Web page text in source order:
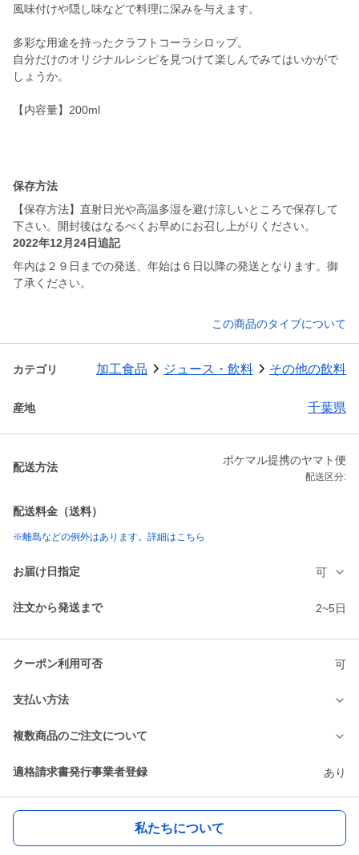
風味付けや隠し味などで料理に深みを与えます。
多彩な用途を持ったクラフトコーラシロップ。
自分だけのオリジナルレシピを見つけて楽しんでみてはいかがで
しょうか。
【内容量】200ml
保存方法
【保存方法】直射日光や高温多湿を避け涼しいところで保存して
下さい。開封後はなるべくお早めにお召し上がりください。
2022年12月24日追記
年内は２９日までの発送、年始は６日以降の発送となります。御
了承ください。
この商品のタイプについて
カテゴリ 加工食品 ジュース・飲料 その他の飲料
産地 千葉県
配送方法
ポケマル提携のヤマト便
配送区分:
配送料金（送料）
※離島などの例外はあります。詳細はこちら
お届け日指定 可
注文から発送まで 2~5日
クーポン利用可否 可
支払い方法
複数商品のご注文について
適格請求書発行事業者登録 あり
私たちについて